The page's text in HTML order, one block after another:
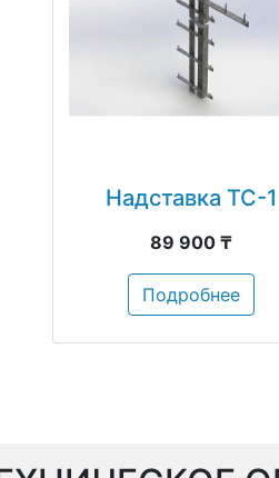
Надставка ТС-1
89 900 ₸
Подробнее